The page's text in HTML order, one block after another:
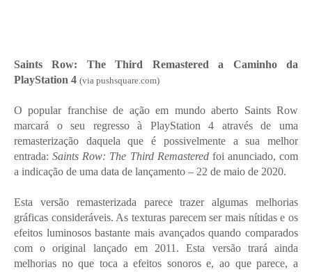
Saints Row: The Third Remastered a Caminho da
PlayStation 4 (via pushsquare.com)
O popular franchise de ação em mundo aberto Saints Row
marcará o seu regresso à PlayStation 4 através de uma
remasterização daquela que é possivelmente a sua melhor
entrada:Saints Row: The Third Remasteredfoi anunciado, com
a indicação de uma data de lançamento – 22 de maio de 2020.
Esta versão remasterizada parece trazer algumas melhorias
gráficas consideráveis. As texturas parecem ser mais nítidas e os
efeitos luminosos bastante mais avançados quando comparados
com o original lançado em 2011. Esta versão trará ainda
melhorias no que toca a efeitos sonoros e, ao que parece, a